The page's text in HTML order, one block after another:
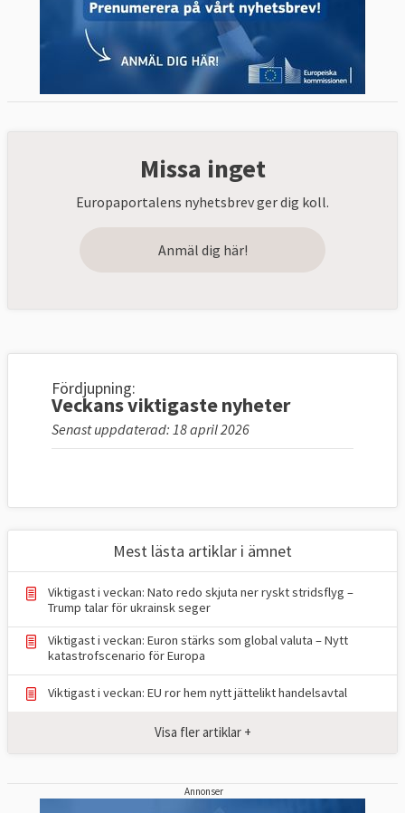
Missa inget
Europaportalens nyhetsbrev ger dig koll.
Anmäl dig här!
Fördjupning:
Veckans viktigaste nyheter
Senast uppdaterad: 18 april 2026
Mest lästa artiklar i ämnet
Viktigast i veckan: Nato redo skjuta ner ryskt stridsflyg –
Trump talar för ukrainsk seger
Viktigast i veckan: Euron stärks som global valuta – Nytt
katastrofscenario för Europa
Viktigast i veckan: EU ror hem nytt jättelikt handelsavtal
Visa fler artiklar +
Annonser